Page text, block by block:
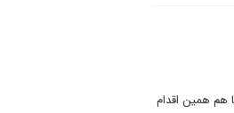
هم همین اقدام